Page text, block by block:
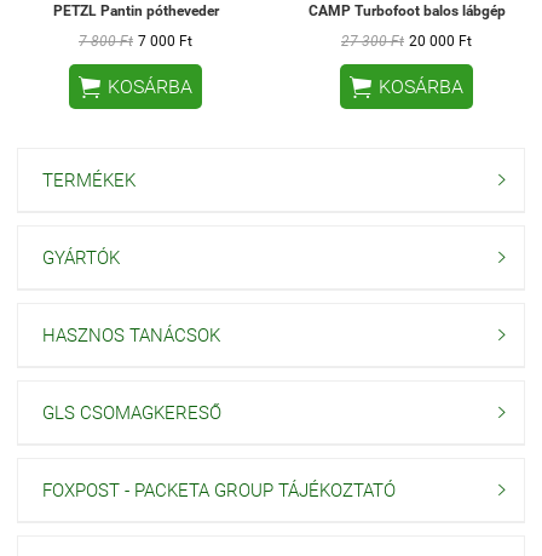
PETZL Pantin pótheveder
7 800 Ft 7 000 Ft
 KOSÁRBA
CAMP Turbofoot balos lábgép
27 300 Ft 20 000 Ft
 KOSÁRBA
TERMÉKEK 
GYÁRTÓK 
HASZNOS TANÁCSOK 
GLS CSOMAGKERESŐ 
FOXPOST - PACKETA GROUP TÁJÉKOZTATÓ 